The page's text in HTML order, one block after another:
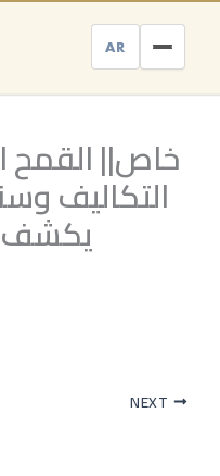
AR
خاص|| القمح
التكاليف
يكشف
NEXT